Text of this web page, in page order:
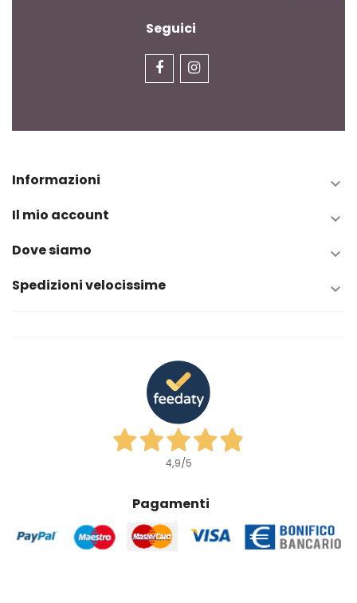
Seguici
Informazioni 
Il mio account 
Dove siamo 
Spedizioni velocissime 
4,9/5
Pagamenti